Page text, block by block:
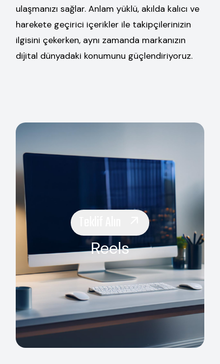
ulaşmanızı sağlar. Anlam yüklü, akılda kalıcı ve
harekete geçirici içerikler ile takipçilerinizin
ilgisini çekerken, aynı zamanda markanızın
dijital dünyadaki konumunu güçlendiriyoruz.
Reels